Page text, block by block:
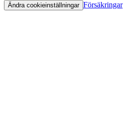
Ändra cookieinställningar Försäkringar